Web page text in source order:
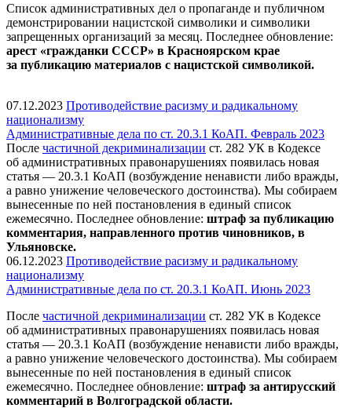
Список административных дел о пропаганде и публичном
демонстрировании нацистской символики и символики
запрещенных организаций за месяц. Последнее обновление:
арест «гражданки СССР» в Красноярском крае
за публикацию материалов с нацистской символикой.
07.12.2023 Противодействие расизму и радикальному
национализму
Административные дела по ст. 20.3.1 КоАП. Февраль 2023
После частичной декриминализации ст. 282 УК в Кодексе
об административных правонарушениях появилась новая
статья — 20.3.1 КоАП (возбуждение ненависти либо вражды,
а равно унижение человеческого достоинства). Мы собираем
вынесенные по ней постановления в единый список
ежемесячно. Последнее обновление: штраф за публикацию
комментария, направленного против чиновников, в
Ульяновске.
06.12.2023 Противодействие расизму и радикальному
национализму
Административные дела по ст. 20.3.1 КоАП. Июнь 2023
После частичной декриминализации ст. 282 УК в Кодексе
об административных правонарушениях появилась новая
статья — 20.3.1 КоАП (возбуждение ненависти либо вражды,
а равно унижение человеческого достоинства). Мы собираем
вынесенные по ней постановления в единый список
ежемесячно. Последнее обновление: штраф за антирусский
комментарий в Волгоградской области.